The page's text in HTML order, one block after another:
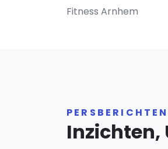
Fitness Arnhem
Inzichten,